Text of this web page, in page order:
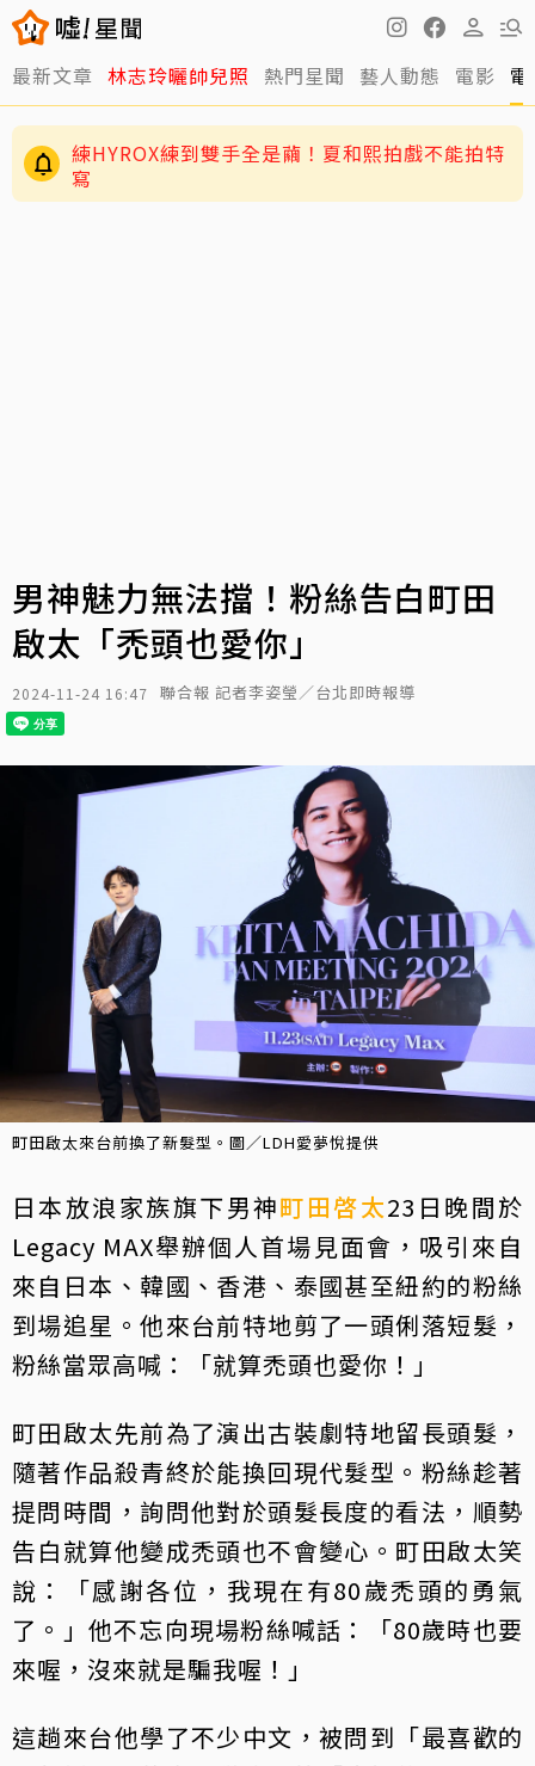
最新文章 林志玲曬帥兒照 熱門星聞 藝人動態 電影
練HYROX練到雙手全是繭！夏和熙拍戲不能拍特
寫
男神魅力無法擋！粉絲告白町田
啟太「禿頭也愛你」
2024-11-24 16:47 聯合報 記者李姿瑩／台北即時報導
町田啟太來台前換了新髮型。圖／LDH愛夢悅提供
日本放浪家族旗下男神町田啓太23日晚間於
Legacy MAX舉辦個人首場見面會，吸引來自
來自日本、韓國、香港、泰國甚至紐約的粉絲
到場追星。他來台前特地剪了一頭俐落短髮，
粉絲當眾高喊：「就算禿頭也愛你！」
町田啟太先前為了演出古裝劇特地留長頭髮，
隨著作品殺青終於能換回現代髮型。粉絲趁著
提問時間，詢問他對於頭髮長度的看法，順勢
告白就算他變成禿頭也不會變心。町田啟太笑
說：「感謝各位，我現在有80歲禿頭的勇氣
了。」他不忘向現場粉絲喊話：「80歲時也要
來喔，沒來就是騙我喔！」
這趟來台他學了不少中文，被問到「最喜歡的